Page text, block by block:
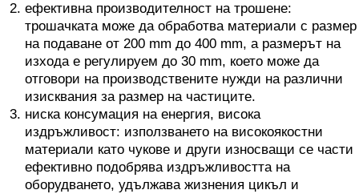
ефективна производителност на трошене:
трошачката може да обработва материали с размер
на подаване от 200 mm до 400 mm, а размерът на
изхода е регулируем до 30 mm, което може да
отговори на производствените нужди на различни
изисквания за размер на частиците.
ниска консумация на енергия, висока
издръжливост: използването на високоякостни
материали като чукове и други износващи се части
ефективно подобрява издръжливостта на
оборудването, удължава жизнения цикъл и